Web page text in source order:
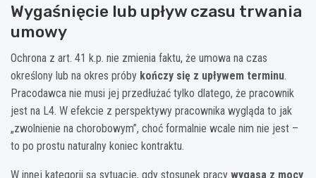
Wygaśnięcie lub upływ czasu trwania
umowy
Ochrona z art. 41 k.p. nie zmienia faktu, że umowa na czas
określony lub na okres próby kończy się z upływem terminu.
Pracodawca nie musi jej przedłużać tylko dlatego, że pracownik
jest na L4. W efekcie z perspektywy pracownika wygląda to jak
„zwolnienie na chorobowym”, choć formalnie wcale nim nie jest –
to po prostu naturalny koniec kontraktu.
W innej kategorii są sytuacje, gdy stosunek pracy wygasa z mocy